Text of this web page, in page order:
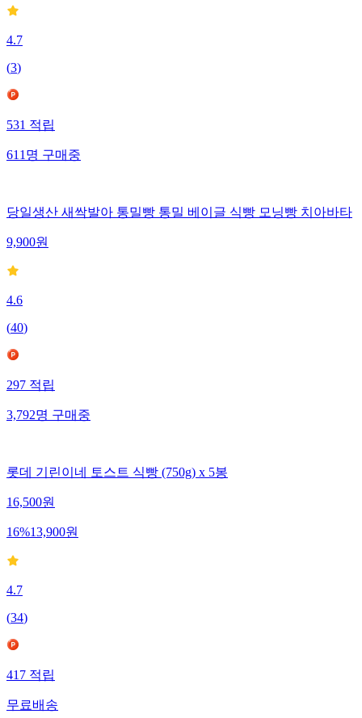
4.7
(3)
531적립
611명구매중
당일생산 새싹발아 통밀빵 통밀 베이글 식빵 모닝빵 치아바타
9,900원
4.6
(40)
297적립
3,792명구매중
롯데 기린이네 토스트 식빵 (750g) x 5봉
16,500원
16%13,900원
4.7
(34)
417적립
무료배송